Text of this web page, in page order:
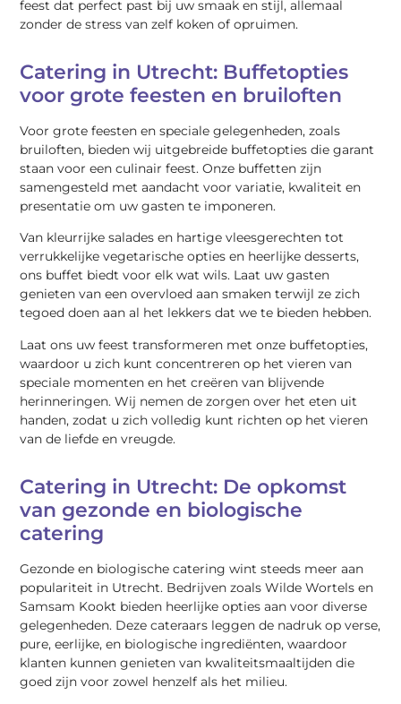
feest dat perfect past bij uw smaak en stijl, allemaal
zonder de stress van zelf koken of opruimen.
Catering in Utrecht: Buffetopties
voor grote feesten en bruiloften
Voor grote feesten en speciale gelegenheden, zoals
bruiloften, bieden wij uitgebreide buffetopties die garant
staan voor een culinair feest. Onze buffetten zijn
samengesteld met aandacht voor variatie, kwaliteit en
presentatie om uw gasten te imponeren.
Van kleurrijke salades en hartige vleesgerechten tot
verrukkelijke vegetarische opties en heerlijke desserts,
ons buffet biedt voor elk wat wils. Laat uw gasten
genieten van een overvloed aan smaken terwijl ze zich
tegoed doen aan al het lekkers dat we te bieden hebben.
Laat ons uw feest transformeren met onze buffetopties,
waardoor u zich kunt concentreren op het vieren van
speciale momenten en het creëren van blijvende
herinneringen. Wij nemen de zorgen over het eten uit
handen, zodat u zich volledig kunt richten op het vieren
van de liefde en vreugde.
Catering in Utrecht: De opkomst
van gezonde en biologische
catering
Gezonde en biologische catering wint steeds meer aan
populariteit in Utrecht. Bedrijven zoals Wilde Wortels en
Samsam Kookt bieden heerlijke opties aan voor diverse
gelegenheden. Deze cateraars leggen de nadruk op verse,
pure, eerlijke, en biologische ingrediënten, waardoor
klanten kunnen genieten van kwaliteitsmaaltijden die
goed zijn voor zowel henzelf als het milieu.